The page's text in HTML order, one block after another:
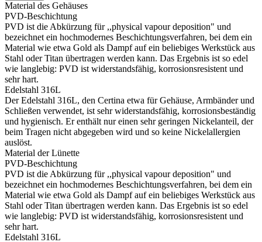
Material des Gehäuses
PVD-Beschichtung
PVD ist die Abkürzung für ,,physical vapour deposition" und
bezeichnet ein hochmodernes Beschichtungsverfahren, bei dem ein
Material wie etwa Gold als Dampf auf ein beliebiges Werkstück aus
Stahl oder Titan übertragen werden kann. Das Ergebnis ist so edel
wie langlebig: PVD ist widerstandsfähig, korrosionsresistent und
sehr hart.
Edelstahl 316L
Der Edelstahl 316L, den Certina etwa für Gehäuse, Armbänder und
Schließen verwendet, ist sehr widerstandsfähig, korrosionsbeständig
und hygienisch. Er enthält nur einen sehr geringen Nickelanteil, der
beim Tragen nicht abgegeben wird und so keine Nickelallergien
auslöst.
Material der Lünette
PVD-Beschichtung
PVD ist die Abkürzung für ,,physical vapour deposition" und
bezeichnet ein hochmodernes Beschichtungsverfahren, bei dem ein
Material wie etwa Gold als Dampf auf ein beliebiges Werkstück aus
Stahl oder Titan übertragen werden kann. Das Ergebnis ist so edel
wie langlebig: PVD ist widerstandsfähig, korrosionsresistent und
sehr hart.
Edelstahl 316L